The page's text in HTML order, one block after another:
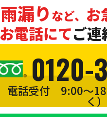
雨漏り など、 お
お電話にてご
0120-
電話受付 9:00〜
く）